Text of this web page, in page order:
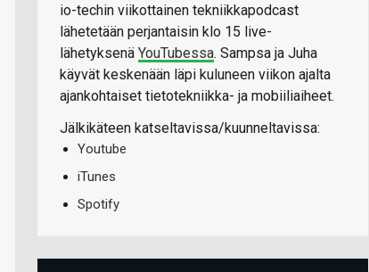
io-techin viikottainen tekniikkapodcast
lähetetään perjantaisin klo 15 live-
lähetyksenä YouTubessa. Sampsa ja Juha
käyvät keskenään läpi kuluneen viikon ajalta
ajankohtaiset tietotekniikka- ja mobiiliaiheet.
Jälkikäteen katseltavissa/kuunneltavissa:
Youtube
iTunes
Spotify